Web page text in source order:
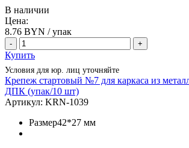
В наличии
Цена:
8.76 BYN / упак
- +
Купить
Условия для юр. лиц уточняйте
Крепеж стартовый №7 для каркаса из
ДПК (упак/10 шт)
Артикул: KRN-1039
Размер42*27 мм